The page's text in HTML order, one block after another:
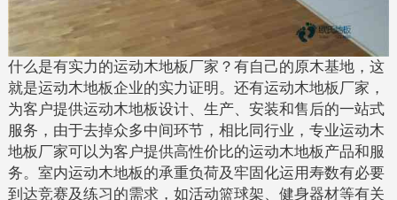
什么是有实力的运动木地板厂家？有自己的原木基地，这
就是运动木地板企业的实力证明。还有运动木地板厂家，
为客户提供运动木地板设计、生产、安装和售后的一站式
服务，由于去掉众多中间环节，相比同行业，专业运动木
地板厂家可以为客户提供高性价比的运动木地板产品和服
务。室内运动木地板的承重负荷及牢固化运用寿数有必要
到达竞赛及练习的需求，如活动篮球架、健身器材等有关